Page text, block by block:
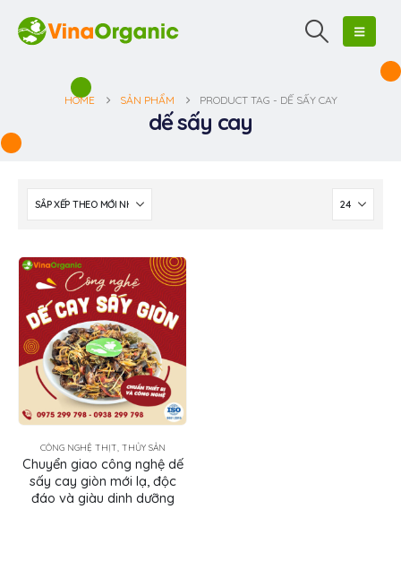
HOME SẢN PHẨM PRODUCT TAG - DẾ SẤY CAY
dế sấy cay
CÔNG NGHỆ THỊT, THỦY SẢN
Chuyển giao công nghệ dế
sấy cay giòn mới lạ, độc
đáo và giàu dinh dưỡng